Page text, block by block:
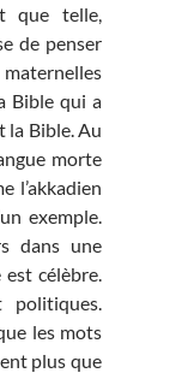
que telle,
de penser
Bible qui a
la Bible. Au
morte
l’akkadien
exemple.
dans une
célèbre.
politiques.
les mots
plus que